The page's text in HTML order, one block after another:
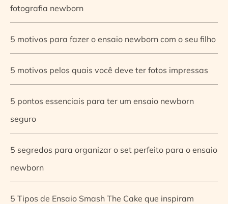
fotografia newborn
5 motivos para fazer o ensaio newborn com o seu filho
5 motivos pelos quais você deve ter fotos impressas
5 pontos essenciais para ter um ensaio newborn
seguro
5 segredos para organizar o set perfeito para o ensaio
newborn
5 Tipos de Ensaio Smash The Cake que inspiram